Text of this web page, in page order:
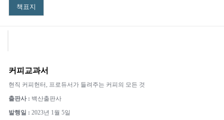
책표지
커피교과서
현직 커피헌터, 프로듀서가 들려주는 커피의 모든 것
출판사 : 백산출판사
발행일 :2023년 1월 5일